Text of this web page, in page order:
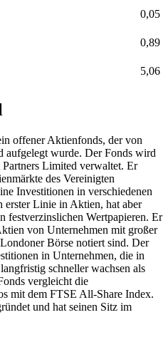
0,05
0,89
5,06
offener Aktienfonds, der von
aufgelegt wurde. Der Fonds wird
Limited verwaltet. Er
des Vereinigten
Investitionen in verschiedenen
erster Linie in Aktien, hat aber
festverzinslichen Wertpapieren. Er
von Unternehmen mit großer
Börse notiert sind. Der
in Unternehmen, die in
schneller wachsen als
vergleicht die
mit dem FTSE All-Share Index.
und hat seinen Sitz im